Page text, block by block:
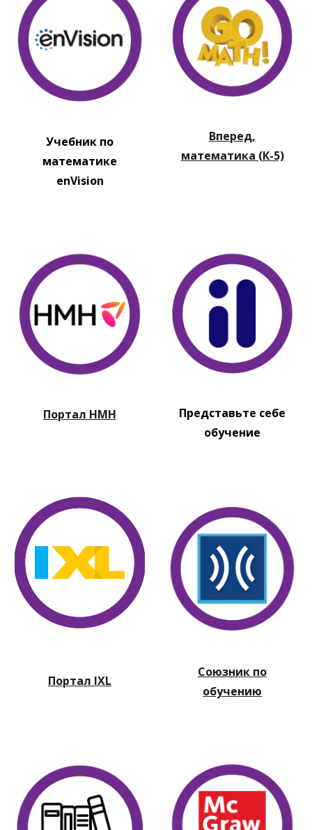
Учебник по
математике
enVision
Вперед,
математика (К-5)
Портал HMH
Представьте себе
обучение
Портал IXL
Союзник по
обучению